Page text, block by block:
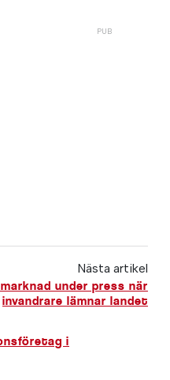
Nästa artikel
under press när
invandrare lämnar landet
i